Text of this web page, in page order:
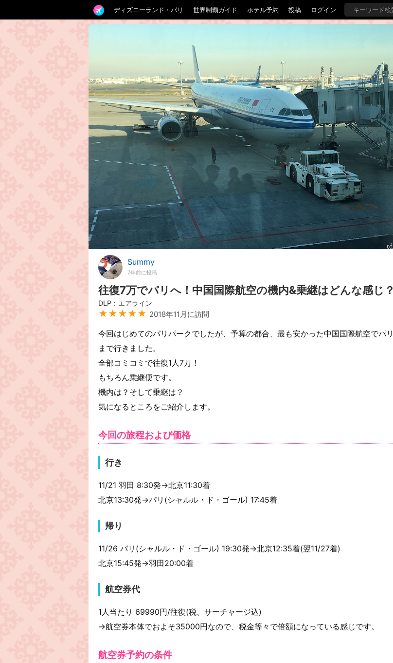
ディズニーランド・パリ 世界制覇ガイド ホテル予約 投稿 ログイン
Summy
7年前に投稿
往復7万でパリへ！中国国際航空の機内&乗継はどんな感じ？
DLP：エアライン
★★★★★ 2018年11月に訪問
今回はじめてのパリパークでしたが、予算の都合、最も安かった中国国際航空でパリ
まで行きました。
全部コミコミで往復1人7万！
もちろん乗継便です。
機内は？そして乗継は？
気になるところをご紹介します。
今回の旅程および価格
行き
11/21 羽田 8:30発→北京11:30着
北京13:30発→パリ(シャルル・ド・ゴール) 17:45着
帰り
11/26 パリ(シャルル・ド・ゴール) 19:30発→北京12:35着(翌11/27着)
北京15:45発→羽田20:00着
航空券代
1人当たり 69990円/往復(税、サーチャージ込)
→航空券本体でおよそ35000円なので、税金等々で倍額になっている感じです。
航空券予約の条件